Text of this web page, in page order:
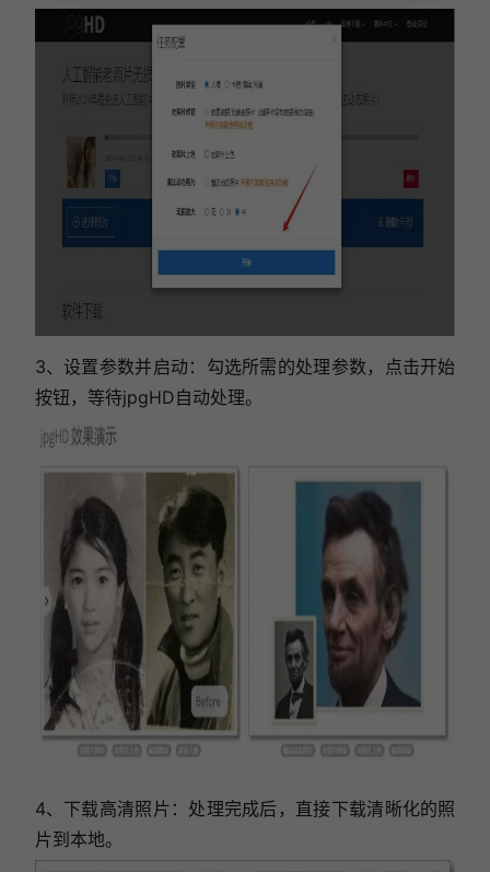
3、设置参数并启动：勾选所需的处理参数，点击开始
按钮，等待jpgHD自动处理。
4、下载高清照片：处理完成后，直接下载清晰化的照
片到本地。